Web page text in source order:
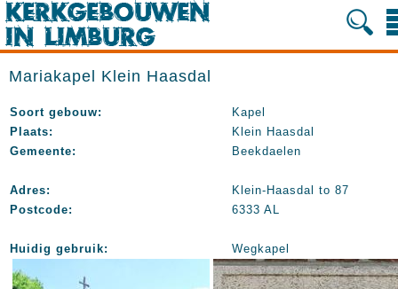
Mariakapel Klein Haasdal
Soort gebouw:
Kapel
Plaats:
Klein Haasdal
Gemeente:
Beekdaelen
Adres:
Klein-Haasdal to 87
Postcode:
6333 AL
Huidig gebruik: Wegkapel